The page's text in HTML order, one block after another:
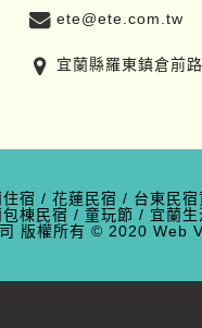
ete@ete.com.tw
宜蘭縣羅東鎮倉前
宿 / 花蓮民宿 / 台東民
包棟民宿 / 童玩節 / 宜蘭生
版權所有 © 2020 Web